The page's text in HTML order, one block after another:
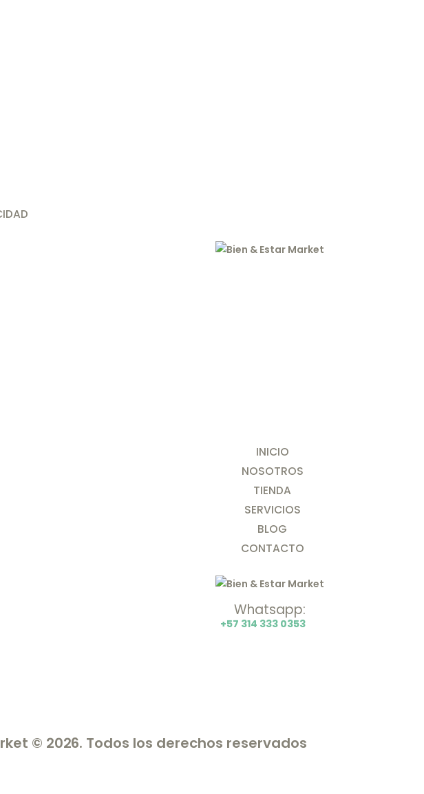
INICIO
NOSOTROS
TIENDA
SERVICIOS
BLOG
CONTACTO
Whatsapp:
+57 314 333 0353
© 2026. Todos los derechos reservados